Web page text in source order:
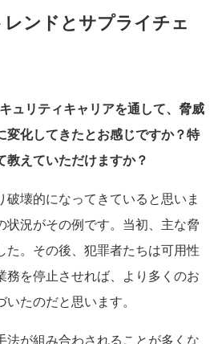
ンドとサプライチェ
ュリティキャリアを通して、脅威
変化してきたとお感じですか？特
教えていただけますか？
壊的になってきていると思いま
状況がその例です。当初、主な脅
た。その後、犯罪者たちは可用性
務を停止させれば、より多くのお
たのだと思います。
が組み合わされることが多くな